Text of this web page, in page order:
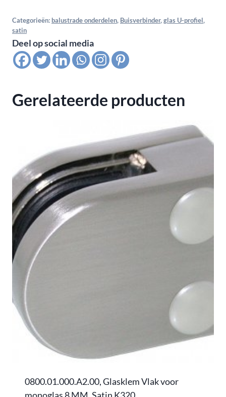
bocht
voor
buis
satin
K320
Categorieën: balustrade onderdelen, Buisverbinder, glas U-profiel ,
satin
Deel op social media
Gerelateerde producten
0800.01.000.A2.00, Glasklem Vlak voor